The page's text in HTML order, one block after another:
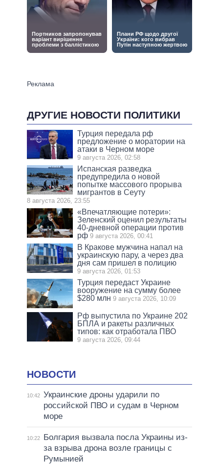
ДРУГИЕ НОВОСТИ ПОЛИТИКИ
Турция передала рф
предложение о моратории на
атаки в Черном море
9 августа 2026, 02:58
Испанская разведка
предупредила о новой
попытке массового прорыва
мигрантов в Сеуту
8 августа 2026, 23:55
«Впечатляющие потери»:
Зеленский оценил результаты
40-дневной операции против
рф 9 августа 2026, 00:41
В Кракове мужчина напал на
украинскую пару, а через два
дня сам пришел в полицию
9 августа 2026, 01:53
Турция передаст Украине
вооружение на сумму более
$280 млн 9 августа 2026, 10:09
Рф выпустила по Украине 202
БПЛА и ракеты различных
типов: как отработала ПВО
9 августа 2026, 09:44
НОВОСТИ
10:42 Украинские дроны ударили по
российской ПВО и судам в Черном
море
10:22
Болгария вызвала посла Украины из-
за взрыва дрона возле границы с
Румынией